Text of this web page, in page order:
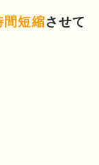
間短縮させて